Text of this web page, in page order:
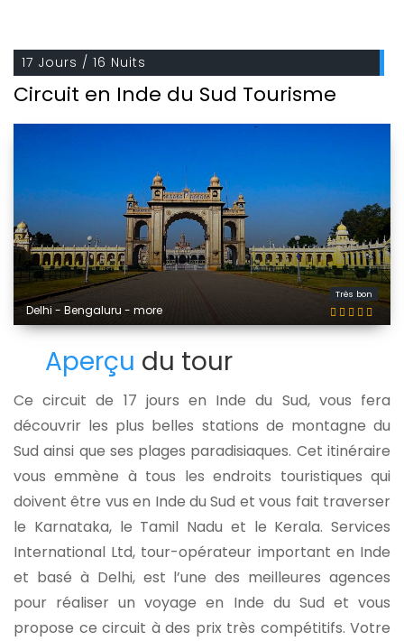
17 Jours / 16 Nuits
Circuit en Inde du Sud Tourisme
Delhi - Bengaluru - more
Très bon
Aperçu du tour
Ce circuit de 17 jours en Inde du Sud, vous fera
découvrir les plus belles stations de montagne du
Sud ainsi que ses plages paradisiaques. Cet itinéraire
vous emmène à tous les endroits touristiques qui
doivent être vus en Inde du Sud et vous fait traverser
le Karnataka, le Tamil Nadu et le Kerala. Services
International Ltd, tour-opérateur important en Inde
et basé à Delhi, est l’une des meilleures agences
pour réaliser un voyage en Inde du Sud et vous
propose ce circuit à des prix très compétitifs. Votre